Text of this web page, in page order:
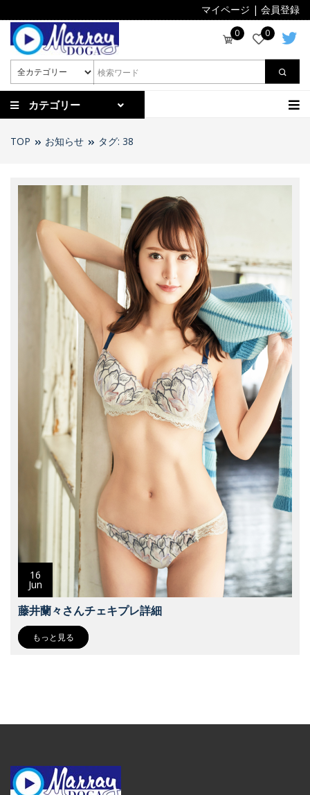
マイページ | 会員登録
0 0
カテゴリー
TOP お知らせ タグ: 38
16
Jun
藤井蘭々さんチェキプレ詳細
もっと見る